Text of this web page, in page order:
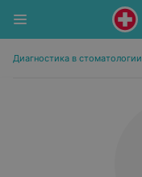
Диагностика в стоматологии